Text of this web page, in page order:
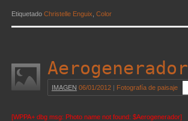
Etiquetado Christelle Enguix Color
Aerogenerador
IMAGEN 06/01/2012 Fotografía de paisaje
[WPPA+ dbg msg: Photo name not found: $Aerogenerador]